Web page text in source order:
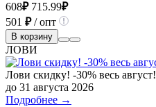
608₽ 715.99₽
501 ₽/ опт
В корзину
ЛОВИ
Лови скидку! -30% весь август!
до 31 августа 2026
Подробнее →